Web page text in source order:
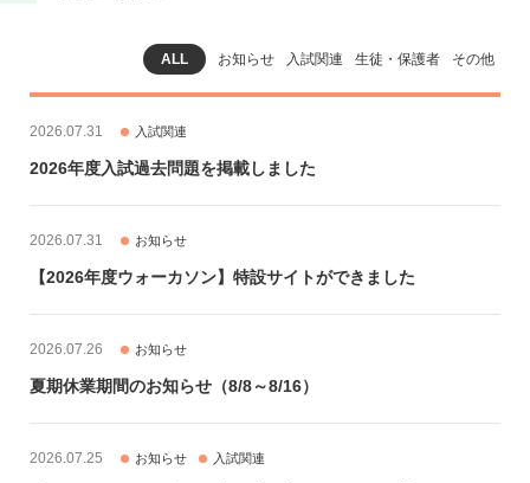
ALL お知らせ 入試関連 生徒・保護者 その他
2026.07.31 入試関連
2026年度入試過去問題を掲載しました
2026.07.31 お知らせ
【2026年度ウォーカソン】特設サイトができました
2026.07.26 お知らせ
夏期休業期間のお知らせ（8/8～8/16）
2026.07.25 お知らせ 入試関連